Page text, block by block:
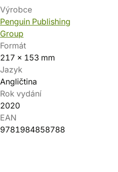
Výrobce
Penguin Publishing
Group
Formát
217 x 153 mm
Jazyk
Angličtina
Rok vydání
2020
EAN
9781984858788